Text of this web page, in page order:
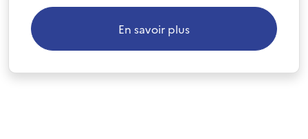
En savoir plus